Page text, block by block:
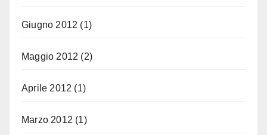
Giugno 2012 (1)
Maggio 2012 (2)
Aprile 2012 (1)
Marzo 2012 (1)